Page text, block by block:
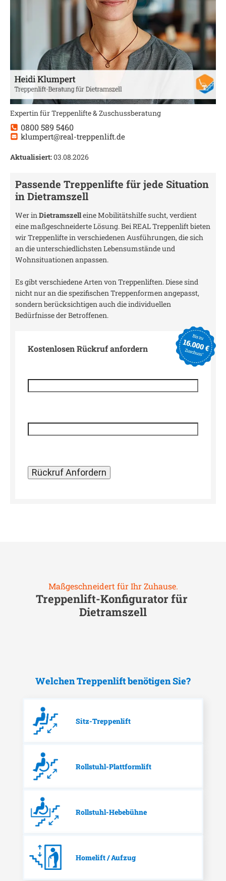
Expertin für Treppenlifte & Zuschussberatung
0800 589 5460
klumpert@real-treppenlift.de
Aktualisiert:03.08.2026
Passende Treppenlifte für jede Situation
inDietramszell
Wer inDietramszelleine Mobilitätshilfe sucht, verdient
eine maßgeschneiderte Lösung. Bei REAL Treppenlift bieten
wir Treppenlifte in verschiedenen Ausführungen, die sich
an die unterschiedlichsten Lebensumstände und
Wohnsituationen anpassen.
Es gibt verschiedene Arten von Treppenliften. Diese sind
nicht nur an die spezifischen Treppenformen angepasst,
sondern berücksichtigen auch die individuellen
Bedürfnisse der Betroffenen.
Kostenlosen Rückruf anfordern
Maßgeschneidert für Ihr Zuhause.
Treppenlift-Konfigurator für
Dietramszell
Welchen Treppenlift benötigen Sie?
Sitz-Treppenlift
Rollstuhl-Plattformlift
Rollstuhl-Hebebühne
Homelift / Aufzug